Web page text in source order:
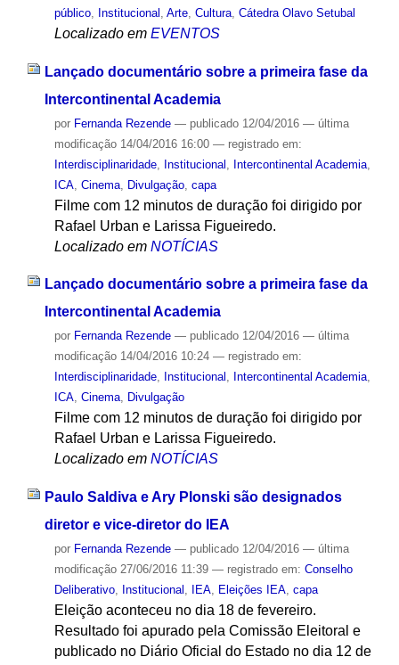
público, Institucional Arte, Cultura, Cátedra Olavo Setubal
Localizado em EVENTOS
Lançado documentário sobre a primeira fase da
Intercontinental Academia
por Fernanda Rezende — publicado12/04/2016 — última
modificação14/04/2016 16:00 — registrado em:
Interdisciplinaridade, Institucional Intercontinental Academia,
ICA, Cinema, Divulgação, capa
Filme com 12 minutos de duração foi dirigido por
Rafael Urban e Larissa Figueiredo.
Localizado em NOTÍCIAS
Lançado documentário sobre a primeira fase da
Intercontinental Academia
por Fernanda Rezende — publicado12/04/2016 — última
modificação14/04/2016 10:24 — registrado em:
Interdisciplinaridade, Institucional , Intercontinental Academia,
ICA, Cinema, Divulgação
Filme com 12 minutos de duração foi dirigido por
Rafael Urban e Larissa Figueiredo.
Localizado em NOTÍCIAS
Paulo Saldiva e Ary Plonski são designados
diretor e vice-diretor do IEA
por Fernanda Rezende — publicado12/04/2016 — última
modificação27/06/2016 11:39 — registrado em: Conselho
Deliberativo, Institucional , IEA, Eleições IEA, capa
Eleição aconteceu no dia 18 de fevereiro.
Resultado foi apurado pela Comissão Eleitoral e
publicado no Diário Oficial do Estado no dia 12 de